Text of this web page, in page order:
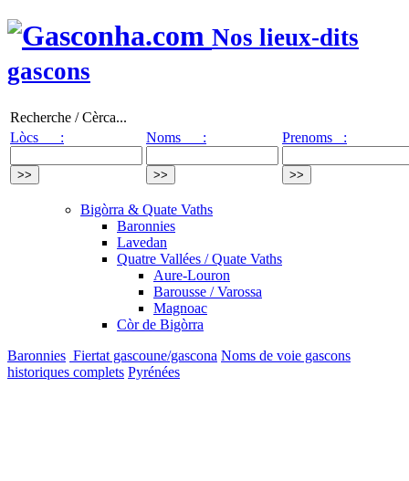
Nos lieux-dits
gascons
Recherche / Cèrca...
Lòcs :
Noms : Prenoms :
Bigòrra & Quate Vaths
Baronnies
Lavedan
Quatre Vallées / Quate Vaths
Aure-Louron
Barousse / Varossa
Magnoac
Còr de Bigòrra
Baronnies Fiertat gascoune/gascona Noms de voie gascons
historiques complets Pyrénées